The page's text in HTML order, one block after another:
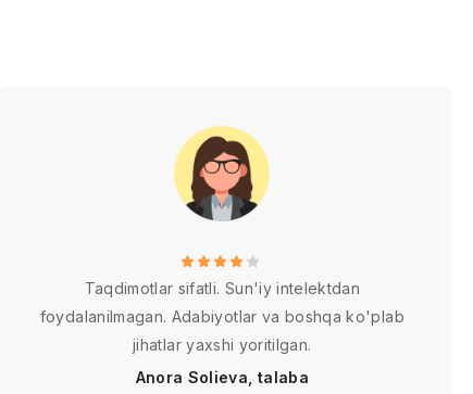
Taqdimotlar sifatli. Sun'iy intelektdan
foydalanilmagan. Adabiyotlar va boshqa ko'plab
jihatlar yaxshi yoritilgan.
Anora Solieva, talaba